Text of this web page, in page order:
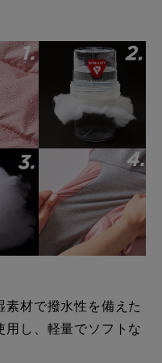
素材で撥水性を備えた
し、軽量でソフトな